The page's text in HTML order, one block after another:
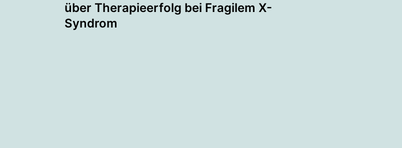
über Therapieerfolg bei Fragilem X-
Syndrom